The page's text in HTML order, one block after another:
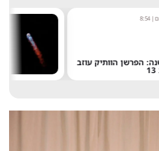
|
8:54
24 שנה: הפרשן הוותיק עוזב